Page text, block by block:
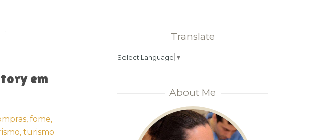
.
em
fome,
turismo
Translate
Select Language ▼
About Me